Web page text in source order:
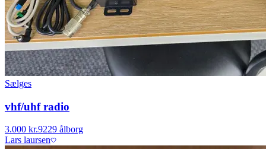
Sælges
vhf/uhf radio
3.000 kr.9229 ålborg
Lars laursen